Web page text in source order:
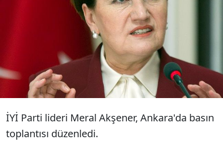
Türkiye Dayanışma Fonu konulu programda
konuştu. Akşener, partisinin Türkiye ekonomisine
ilişkin yapmayı planladığı düzenlemeler hakkında
önemli açıklamalarda bulundu. Ardından
mikrofona, Akşener'in Ekonomi Danışmanı ve
eski Merkez Bankası Başkanı Durmuş Yılmaz
geçti.
İYİ Parti lideri Meral Akşener, Ankara'da basın
toplantısı düzenledi.